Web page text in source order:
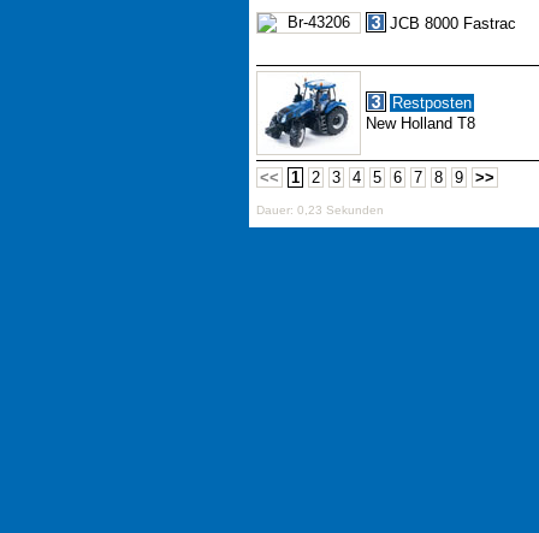
JCB 8000 Fastrac
Restposten
New Holland T8
<< 1 2 3 4 5 6 7 8 9 >>
Dauer: 0,23 Sekunden